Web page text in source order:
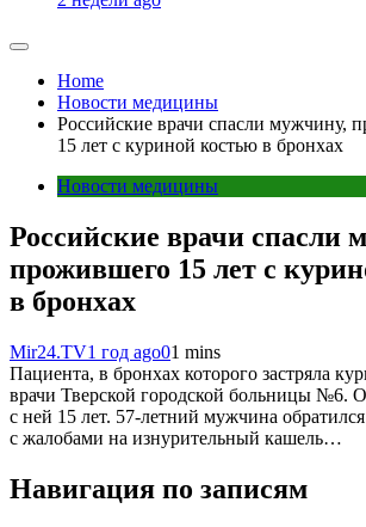
Home
Новости медицины
Российские врачи спасли мужчину,
15 лет с куриной костью в бронхах
Новости медицины
Российские врачи спасли
прожившего 15 лет с
в бронхах
Mir24.TV1 год ago01 mins
Пациента, в бронхах которого застряла
врачи Тверской городской больницы №6.
с ней 15 лет. 57-летний мужчина
с жалобами на изнурительный кашель…
Навигация по записям